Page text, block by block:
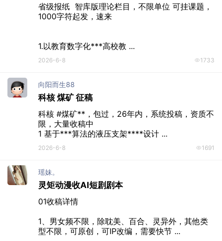
省级报纸  智库版理论栏目，不限单位 可挂课题，
1000字符起发，速来
1.以教育数字化***高校教 ...
2026-6-8 1733
向阳而生88
科核 煤矿 征稿
科核 #煤矿**，包过，26年内，系统投稿，资质不
限，大量收稿中
1 基于***算法的液压支架****设计 ...
2026-6-8 1691
瑶妹。
灵矩动漫收AI短剧剧本
01收稿详情
1、男女频不限，除耽美、百合、灵异外，其他类
型不限，可原创，可IP改编，需要快节 ...